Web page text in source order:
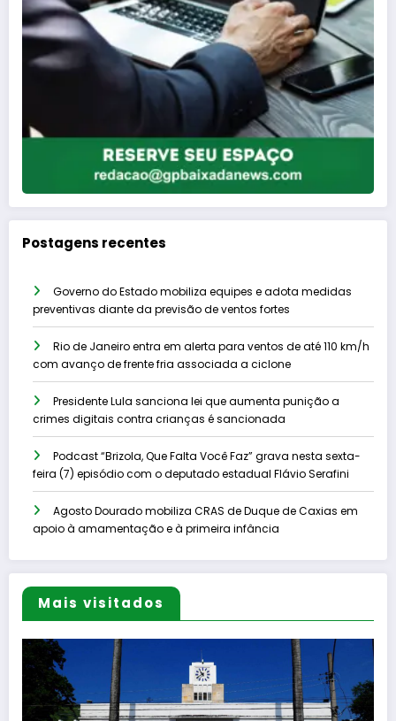
Postagens recentes
Governo do Estado mobiliza equipes e adota medidas
preventivas diante da previsão de ventos fortes
Rio de Janeiro entra em alerta para ventos de até 110 km/h
com avanço de frente fria associada a ciclone
Presidente Lula sanciona lei que aumenta punição a
crimes digitais contra crianças é sancionada
Podcast “Brizola, Que Falta Você Faz” grava nesta sexta-
feira (7) episódio com o deputado estadual Flávio Serafini
Agosto Dourado mobiliza CRAS de Duque de Caxias em
apoio à amamentação e à primeira infância
Mais visitados